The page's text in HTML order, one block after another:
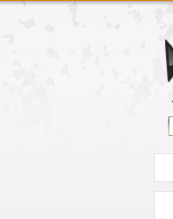
Zum Hauptmenue
Zum Seiteninhalt
Zum Warenkob